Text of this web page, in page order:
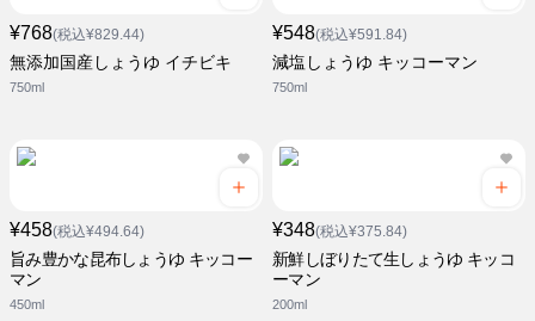
¥768(税込¥829.44)
無添加国産しょうゆ イチビキ
750ml
¥548(税込¥591.84)
減塩しょうゆ キッコーマン
750ml
¥458(税込¥494.64)
旨み豊かな昆布しょうゆ キッコー
マン
450ml
¥348(税込¥375.84)
新鮮しぼりたて生しょうゆ キッコ
ーマン
200ml